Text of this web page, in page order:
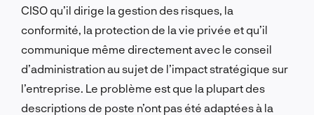
CISO qu’il dirige la gestion des risques, la
conformité, la protection de la vie privée et qu’il
communique même directement avec le conseil
d’administration au sujet de l’impact stratégique sur
l’entreprise. Le problème est que la plupart des
descriptions de poste n’ont pas été adaptées à la